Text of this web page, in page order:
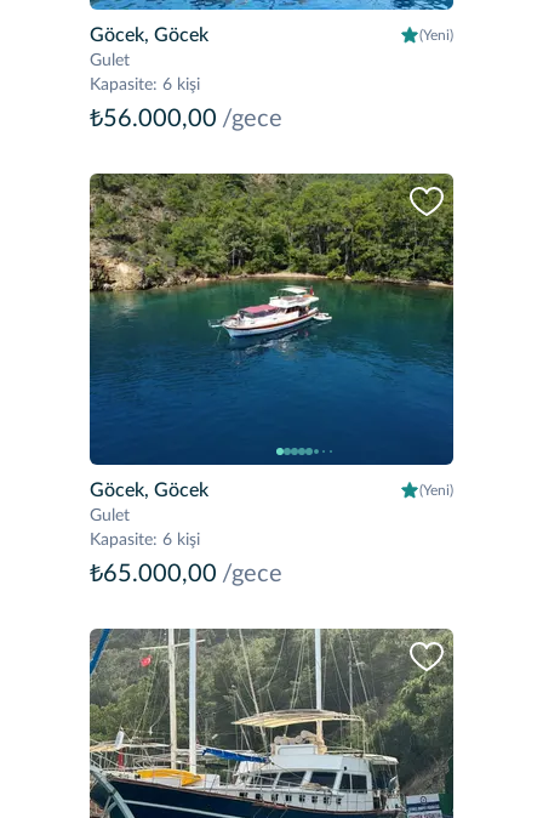
Göcek, Göcek (Yeni)
Gulet
Kapasite: 6 kişi
₺56.000,00 /gece
Göcek, Göcek (Yeni)
Gulet
Kapasite: 6 kişi
₺65.000,00 /gece